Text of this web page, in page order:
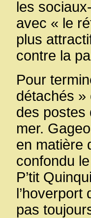
les
avec « le
plus
contre la
Pour
détachés »
des postes
mer.
en matière
confondu
P’tit
l’hoverport
pas